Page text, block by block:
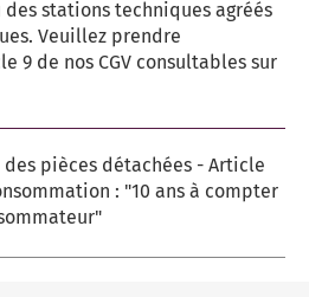
stations techniques agréés
Veuillez prendre
9 de nos CGV consultables sur
pièces détachées - Article
: "10 ans à compter